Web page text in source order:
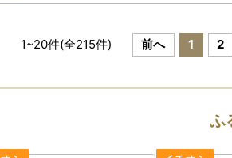
合わせフォーム：https://faq.furu-po.com/
＝＝＝＝＝＝＝＝＝＝＝＝＝＝＝＝＝＝＝＝
臣の指定により、相模原市へのふるさと納
1~20件(全215件) 前へ 1 2
ふ